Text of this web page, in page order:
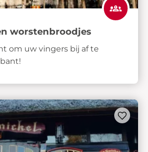
worstenbroodjes
om uw vingers bij af te